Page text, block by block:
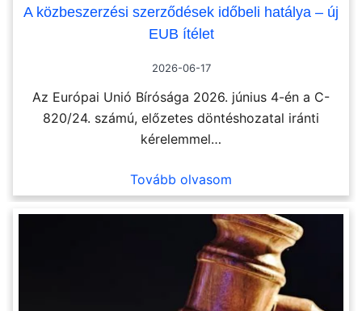
A közbeszerzési szerződések időbeli hatálya – új
EUB ítélet
2026-06-17
Az Európai Unió Bírósága 2026. június 4-én a C-
820/24. számú, előzetes döntéshozatal iránti
kérelemmel…
Tovább olvasom